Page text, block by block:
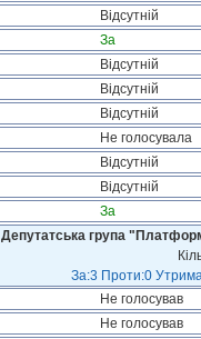
Відсутній
За
Відсутній
Відсутній
Відсутній
Не голосувала
Відсутній
Відсутній
За
Депутатська група
За:3 Проти:0
Не голосував
Не голосував